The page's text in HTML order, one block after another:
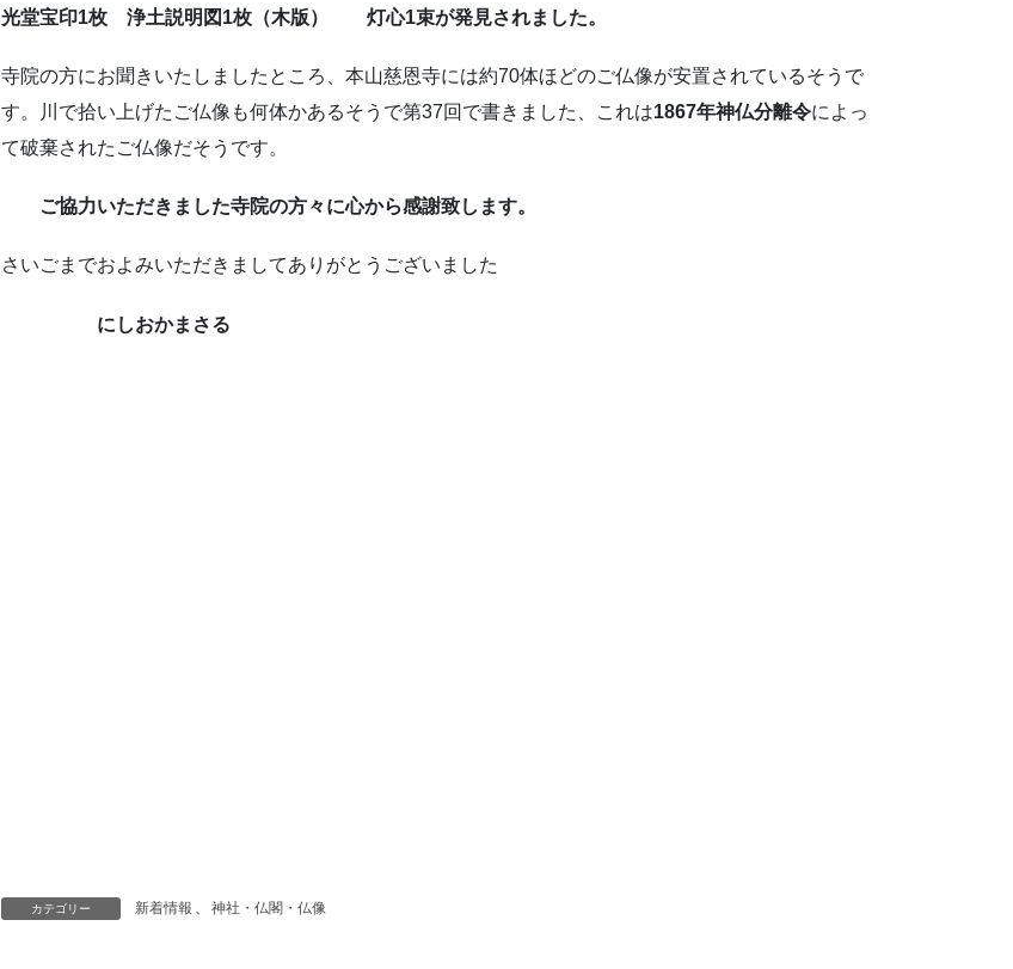
光堂宝印1枚 浄土説明図1枚（木版） 灯心1束が発見されました。
寺院の方にお聞きいたしましたところ、本山慈恩寺には約70体ほどのご仏像が安置されているそうで
す。川で拾い上げたご仏像も何体かあるそうで第37回で書きました、これは1867年神仏分離令によっ
て破棄されたご仏像だそうです。
ご協力いただきました寺院の方々に心から感謝致します。
さいごまでおよみいただきましてありがとうございました
にしおかまさる
カテゴリー 新着情報 、 神社・仏閣・仏像